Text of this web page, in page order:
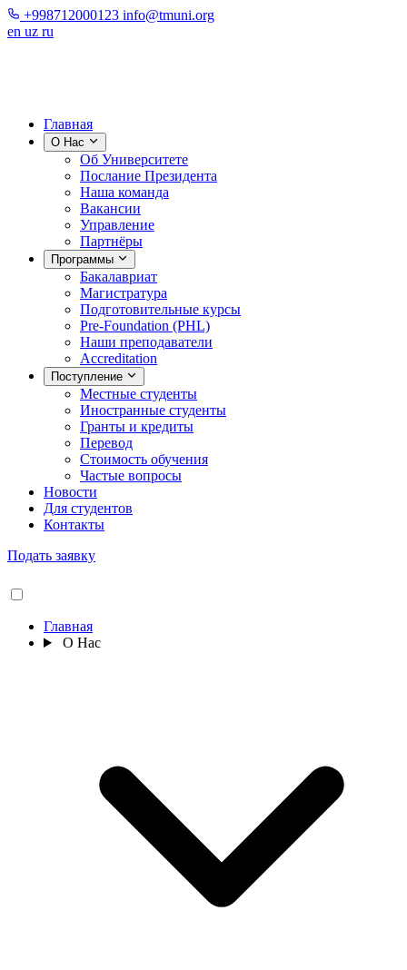
+998712000123 info@tmuni.org
en uz ru
Главная
О Нас
Об Университете
Послание Президента
Наша команда
Вакансии
Управление
Партнёры
Программы
Бакалавриат
Магистратура
Подготовительные курсы
Pre-Foundation (PHL)
Наши преподаватели
Accreditation
Поступление
Местные студенты
Иностранные студенты
Гранты и кредиты
Перевод
Стоимость обучения
Частые вопросы
Новости
Для студентов
Контакты
Подать заявку
Главная
О Нас